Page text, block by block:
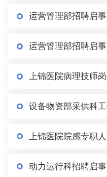
运营管理部招聘启事
运营管理部招聘启事
动力运行科招聘启事